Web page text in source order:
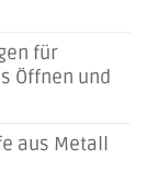
für
Öffnen und
aus Metall